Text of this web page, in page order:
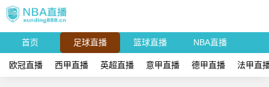
首页 足球直播 篮球直播 NBA直播
欧冠直播 西甲直播 英超直播 意甲直播 德甲直播 法甲直